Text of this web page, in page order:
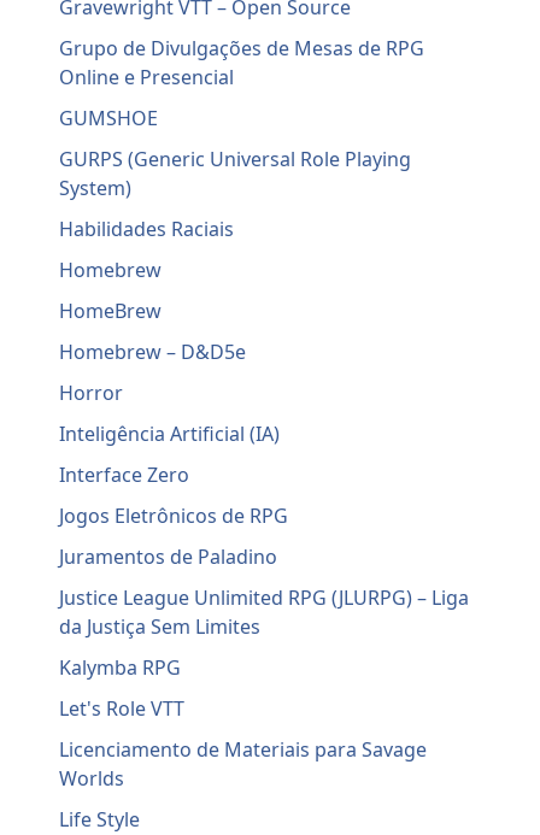
Gravewright VTT – Open Source
Grupo de Divulgações de Mesas de RPG
Online e Presencial
GUMSHOE
GURPS (Generic Universal Role Playing
System)
Habilidades Raciais
Homebrew
HomeBrew
Homebrew – D&D5e
Horror
Inteligência Artificial (IA)
Interface Zero
Jogos Eletrônicos de RPG
Juramentos de Paladino
Justice League Unlimited RPG (JLURPG) – Liga
da Justiça Sem Limites
Kalymba RPG
Let's Role VTT
Licenciamento de Materiais para Savage
Worlds
Life Style